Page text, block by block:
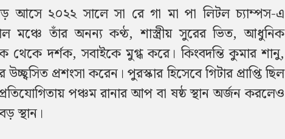
আসে ২০২২ সালে সা রে গা মা পা লিটল চ্যাম্পস-এ
মঞ্চে তাঁর অনন্য কণ্ঠ, শাস্ত্রীয় সুরের ভিত, আধুনিক
থেকে দর্শক, সবাইকে মুগ্ধ করে। কিংবদন্তি কুমার শানু,
প্রশংসা করেন। পুরস্কার হিসেবে গিটার প্রাপ্তি ছিল
পঞ্চম রানার আপ বা ষষ্ঠ স্থান অর্জন করলেও
স্থান।